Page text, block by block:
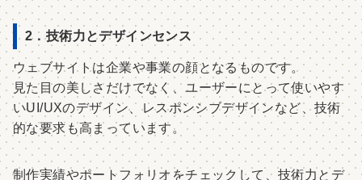
2．技術力とデザインセンス
ウェブサイトは企業や事業の顔となるものです。
見た目の美しさだけでなく、ユーザーにとって使いやす
いUI/UXのデザイン、レスポンシブデザインなど、技術
的な要求も高まっています。
制作実績やポートフォリオをチェックして、技術力とデ